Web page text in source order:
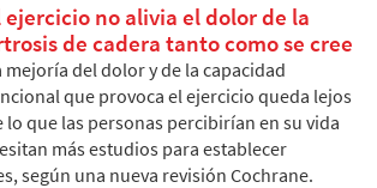
ejercicio no alivia el dolor de la
de cadera tanto como se cree
mejoría del dolor y de la capacidad
que provoca el ejercicio queda lejos
lo que las personas percibirían en su vida
más estudios para establecer
según una nueva revisión Cochrane.